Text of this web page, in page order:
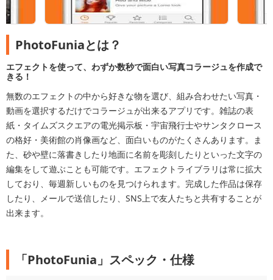
PhotoFuniaとは？
エフェクトを使って、わずか数秒で面白い写真コラージュを作成で
きる！
無数のエフェクトの中から好きな物を選び、組み合わせたい写真・
動画を選択するだけでコラージュが出来るアプリです。雑誌の表
紙・タイムズスクエアの電光掲示板・宇宙飛行士やサンタクロース
の格好・美術館の肖像画など、面白いものがたくさんあります。ま
た、砂や壁に落書きしたり地面に名前を彫刻したりといった文字の
編集をして遊ぶことも可能です。エフェクトライブラリは常に拡大
しており、毎週新しいものを見つけられます。完成した作品は保存
したり、メールで送信したり、SNS上で友人たちと共有することが
出来ます。
「PhotoFunia」スペック・仕様